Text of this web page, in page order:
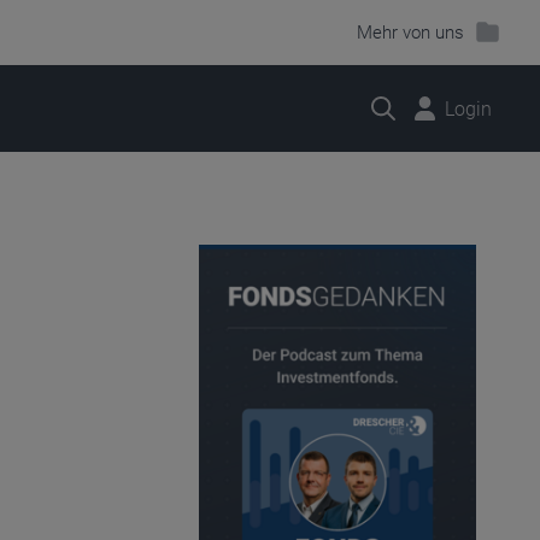
Mehr von uns
Suche Login